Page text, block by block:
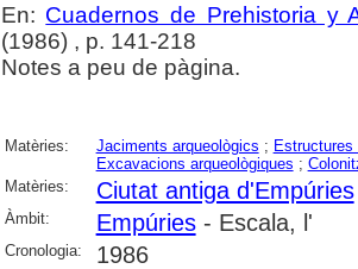
En: Cuadernos de Prehistoria y
(1986) , p. 141-218
Notes a peu de pàgina.
Matèries: Jaciments arqueològics ; Estructures
Excavacions arqueològiques ;
Matèries:
Ciutat antiga d'Empúries
Àmbit: Empúries- Escala, l'
Cronologia: 1986